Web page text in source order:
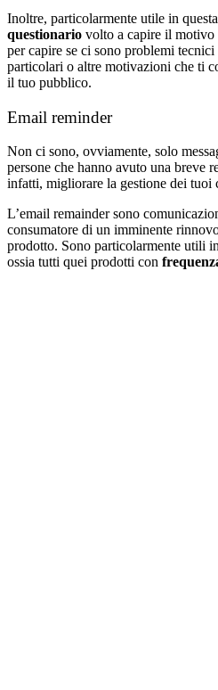
Inoltre, particolarmente utile in
questionario volto a capire il motivo
per capire se ci sono problemi
particolari o altre motivazioni che ti
il tuo pubblico.
Email reminder
Non ci sono, ovviamente, solo
persone che hanno avuto una breve
infatti, migliorare la gestione dei tuoi
L’email remainder sono
consumatore di un imminente
prodotto. Sono particolarmente utili
ossia tutti quei prodotti con